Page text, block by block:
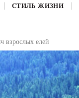
СТИЛЬ ЖИЗНИ
взрослых елей